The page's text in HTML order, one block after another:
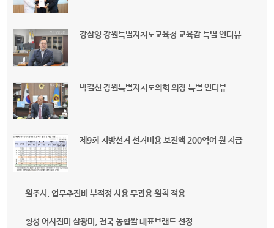
강삼영 강원특별자치도교육청 교육감 특별 인터뷰
박길선 강원특별자치도의회 의장 특별 인터뷰
제9회 지방선거 선거비용 보전액 200억여 원 지급
원주시, 업무추진비 부적정 사용 무관용 원칙 적용
횡성 어사진미 삼광미, 전국 농협쌀 대표브랜드 선정